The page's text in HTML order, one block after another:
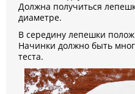
Должна получиться
диаметре.
В середину лепешки
Начинки должно быть
теста.